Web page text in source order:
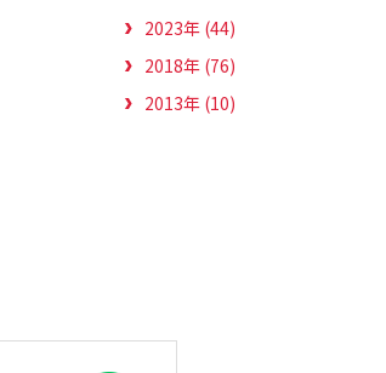
2023年 (44)
2018年 (76)
2013年 (10)